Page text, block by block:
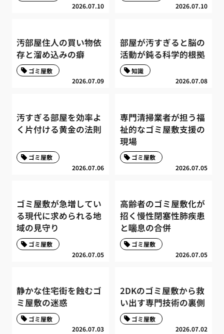
2026.07.10 2026.07.10
汚部屋住人の買い物依
存と溜め込みの癖
2026.07.09
ゴミ屋敷
部屋が汚すぎると脳の
活動が鈍る科学的根拠
2026.07.08
知識
汚すぎる部屋を効率よ
く片付ける黄金の法則
2026.07.06
ゴミ屋敷
専門清掃業者が担う福
祉的なゴミ屋敷支援の
現場
2026.07.05
ゴミ屋敷
ゴミ屋敷が急増してい
る現代に求められる地
域の見守り
2026.07.05
ゴミ屋敷
高齢者のゴミ屋敷化が
招く慢性閉塞性肺疾患
と喘息の合併
2026.07.05
ゴミ屋敷
静かな住宅街を蝕むゴ
ミ屋敷の迷惑
2026.07.03
ゴミ屋敷
2DKのゴミ屋敷から救
い出す専門技術の裏側
2026.07.02
ゴミ屋敷